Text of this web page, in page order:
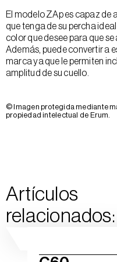
El modelo ZAp es capaz de
que tenga de su percha
color que desee para que
Además, puede convertir a
marca ya que le permiten
amplitud de su cuello.
© Imagen protegida mediante
propiedad intelectual de Erum.
Artículos
relacionados: